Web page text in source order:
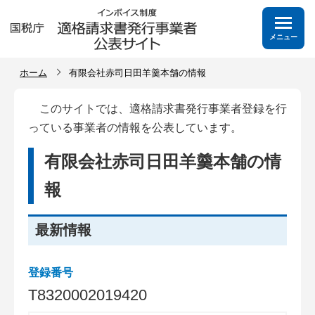
メニュー
ホーム 有限会社赤司日田羊羹本舗の情報
このサイトでは、適格請求書発行事業者登録を行
っている事業者の情報を公表しています。
有限会社赤司日田羊羹本舗の情
報
最新情報
登録番号
T8320002019420